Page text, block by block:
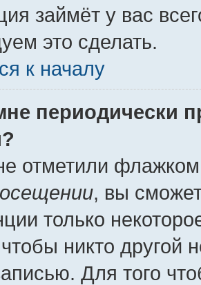
займёт у вас
это сделать.
к началу
периодически
отметили
, вы
только
никто другой
Для того